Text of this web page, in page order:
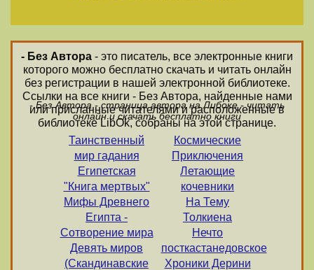
- Без Автора - это писатель, все электронные книги
которого можно бесплатно скачать и читать онлайн
без регистрации в нашей электронной библиотеке.
Ссылки на все книги - Без Автора, найденные нами
или присланные читателями и расположенные в
библиотеке LibOk, собраны на этой странице.
- Без Автора - страница автора на Либоке - читать
онлайн и скачать бесплатно книги
Таинственный
мир гадания
Египетская
"Книга мертвых"
Мифы Древнего
Египта -
Сотворение мира
Девять миров
(Скандинавские
Космические
Приключения
Летающие
кочевники
На Тему
Толкиена
Нечто
посткастанедовское
Хроники Дерини